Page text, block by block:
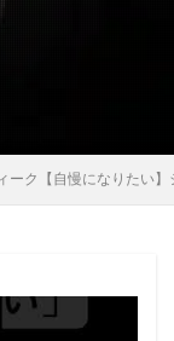
ーク【自慢になりたい】